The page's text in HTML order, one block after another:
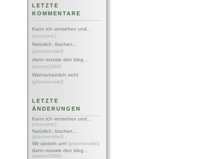
LETZTE
KOMMENTARE
Kann ich verstehen und...
(nexusmic)
Natürlich, löschen...
(pfannenstiel)
dann musste den blog...
(sanne1968)
Wahrscheinlich nicht
(pfannenstiel)
LETZTE
ÄNDERUNGEN
Kann ich verstehen und...
(nexusmic)
Natürlich, löschen...
(pfannenstiel)
Wir siedeln um! (pfannenstiel)
dann musste den blog...
(sanne1968)